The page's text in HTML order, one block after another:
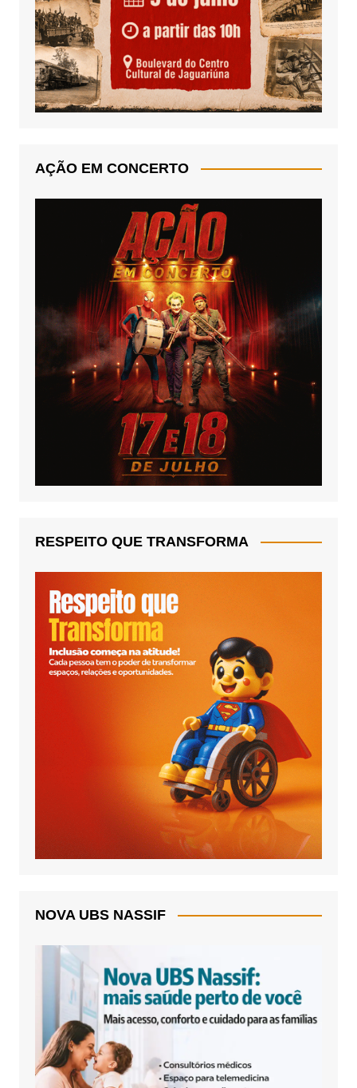
AÇÃO EM CONCERTO
RESPEITO QUE TRANSFORMA
NOVA UBS NASSIF